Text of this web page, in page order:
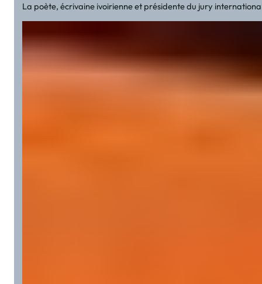
La poète, écrivaine ivoirienne et présidente du jury